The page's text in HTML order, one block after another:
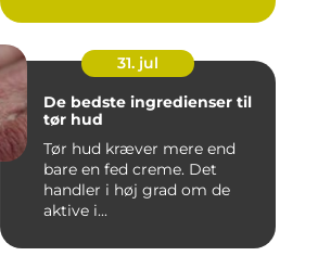
31. jul
De bedste ingredienser til
tør hud
Tør hud kræver mere end
bare en fed creme. Det
handler i høj grad om de
aktive i...